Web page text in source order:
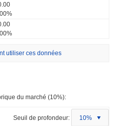
utiliser ces données
du marché (10%):
Seuil de profondeur: 10%